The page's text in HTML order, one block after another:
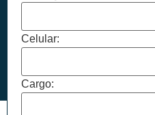
Celular:
Cargo: